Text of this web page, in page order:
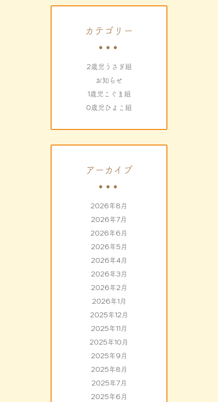
カテゴリー
2歳児うさぎ組
お知らせ
1歳児こぐま組
0歳児ひよこ組
アーカイブ
2026年8月
2026年7月
2026年6月
2026年5月
2026年4月
2026年3月
2026年2月
2026年1月
2025年12月
2025年11月
2025年10月
2025年9月
2025年8月
2025年7月
2025年6月